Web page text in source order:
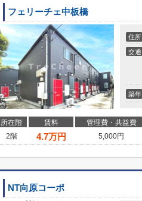
フェリーチェ中板橋
住所
交通
築年
所在階 賃料 管理費・共益費
2階
4.7万円 5,000円
NT向原コーポ